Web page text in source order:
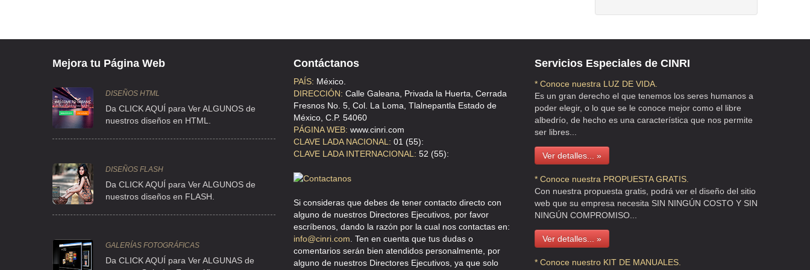
GOMEZ FARIAS 12 , GERMINAL , C.P 89300 , TAMPICO , TAMS
CASA ARIAS
DEPOSITO DULCE MARIA E ISABEL
ROSARIO 12 , SANTA BARBARA , C.P 02230 , AZCAPOTZALCO , DF
DOS TORRES
Mejora tu Página Web
DISEÑOS HTML
Da CLICK AQUÍ para Ver ALGUNOS de
nuestros diseños en HTML.
DISEÑOS FLASH
Da CLICK AQUÍ para Ver ALGUNOS de
nuestros diseños en FLASH.
GALERÍAS FOTOGRÁFICAS
Da CLICK AQUÍ para Ver ALGUNAS de
Contáctanos
PAÍS: México.
DIRECCIÓN: Calle Galeana, Privada la Huerta, Cerrada
Fresnos No. 5, Col. La Loma, Tlalnepantla Estado de
México, C.P. 54060
PÁGINA WEB: www.cinri.com
CLAVE LADA NACIONAL: 01 (55):
CLAVE LADA INTERNACIONAL: 52 (55):
Si consideras que debes de tener contacto directo con
alguno de nuestros Directores Ejecutivos, por favor
escríbenos, dando la razón por la cual nos contactas en:
info@cinri.com. Ten en cuenta que tus dudas o
comentarios serán bien atendidos personalmente, por
alguno de nuestros Directores Ejecutivos, ya que solo
Servicios Especiales de CINRI
* Conoce nuestra LUZ DE VIDA.
Es un gran derecho el que tenemos los seres humanos a
poder elegir, o lo que se le conoce mejor como el libre
albedrío, de hecho es una característica que nos permite
ser libres...
Ver detalles... »
* Conoce nuestra PROPUESTA GRATIS.
Con nuestra propuesta gratis, podrá ver el diseño del sitio
web que su empresa necesita SIN NINGÚN COSTO Y SIN
NINGÚN COMPROMISO...
Ver detalles... »
* Conoce nuestro KIT DE MANUALES.